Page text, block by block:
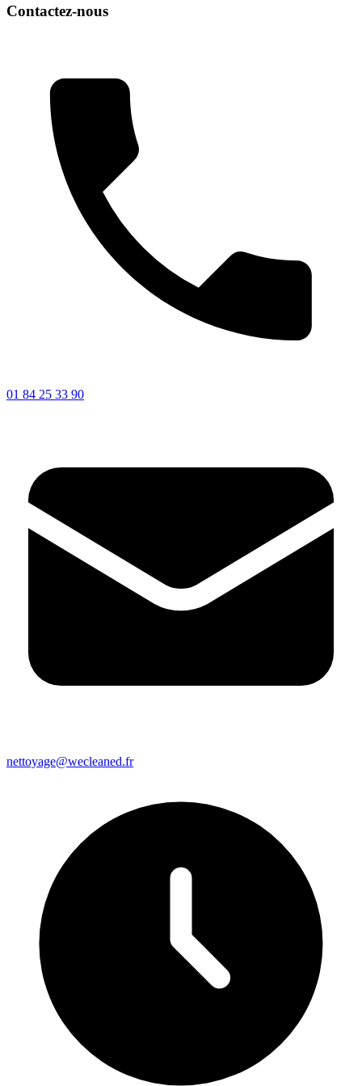
Contactez-nous
01 84 25 33 90
nettoyage@wecleaned.fr